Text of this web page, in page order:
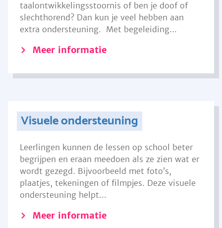
taalontwikkelingsstoornis of ben je doof of
slechthorend? Dan kun je veel hebben aan
extra ondersteuning. Met begeleiding...
Meer informatie
Visuele ondersteuning
Leerlingen kunnen de lessen op school beter
begrijpen en eraan meedoen als ze zien wat er
wordt gezegd. Bijvoorbeeld met foto’s,
plaatjes, tekeningen of filmpjes. Deze visuele
ondersteuning helpt...
Meer informatie